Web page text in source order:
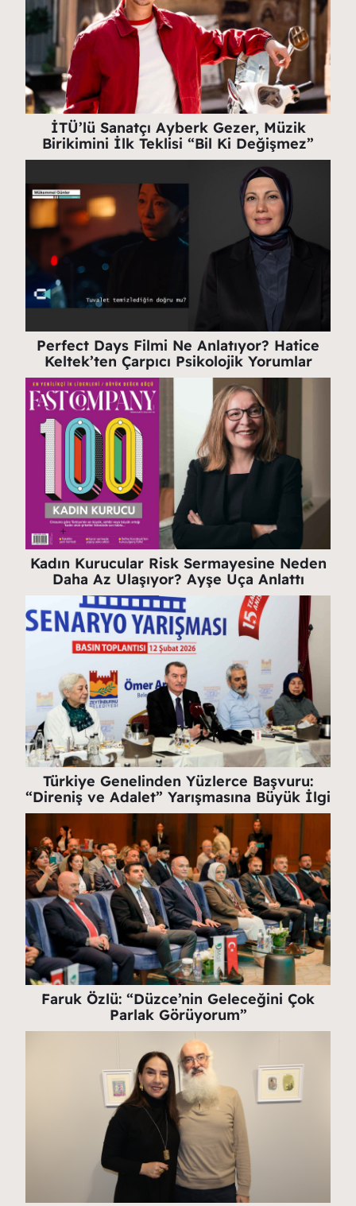
İTÜ’lü Sanatçı Ayberk Gezer, Müzik
Birikimini İlk Teklisi “Bil Ki Değişmez”
Perfect Days Filmi Ne Anlatıyor? Hatice
Keltek’ten Çarpıcı Psikolojik Yorumlar
Kadın Kurucular Risk Sermayesine Neden
Daha Az Ulaşıyor? Ayşe Uça Anlattı
Türkiye Genelinden Yüzlerce Başvuru:
“Direniş ve Adalet” Yarışmasına Büyük İlgi
Faruk Özlü: “Düzce’nin Geleceğini Çok
Parlak Görüyorum”